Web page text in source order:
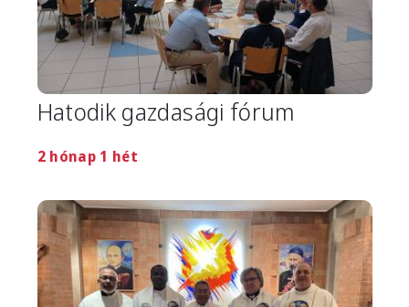
Hatodik gazdasági fórum
2 hónap 1 hét
Image